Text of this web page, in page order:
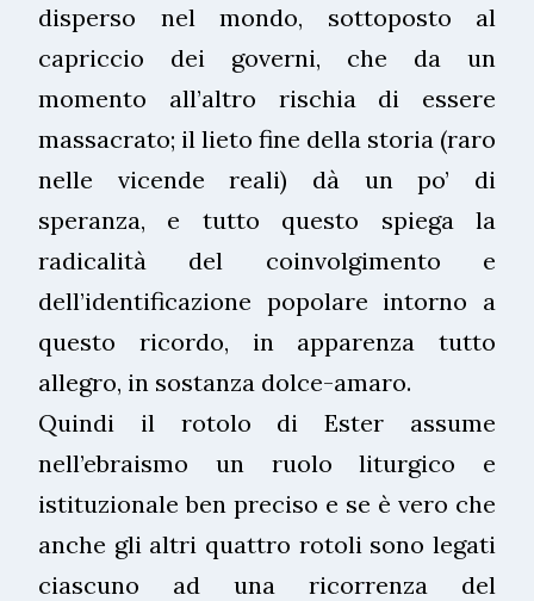
disperso nel mondo, sottoposto al
capriccio dei governi, che da un
momento all’altro rischia di essere
massacrato; il lieto fine della storia (raro
nelle vicende reali) dà un po’ di
speranza, e tutto questo spiega la
radicalità del coinvolgimento e
dell’identificazione popolare intorno a
questo ricordo, in apparenza tutto
allegro, in sostanza dolce-amaro.
Quindi il rotolo di Ester assume
nell’ebraismo un ruolo liturgico e
istituzionale ben preciso e se è vero che
anche gli altri quattro rotoli sono legati
ciascuno ad una ricorrenza del